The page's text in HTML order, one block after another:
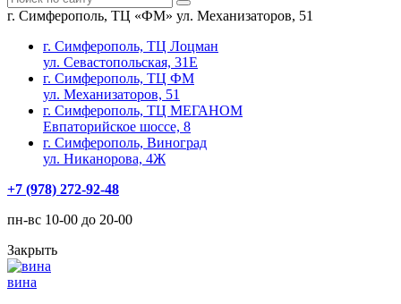
г. Симферополь, ТЦ «ФМ» ул. Механизаторов, 51
г. Симферополь, ТЦ Лоцман
ул. Севастопольская, 31Е
г. Симферополь, ТЦ ФМ
ул. Механизаторов, 51
г. Симферополь, ТЦ МЕГАНОМ
Евпаторийское шоссе, 8
г. Симферополь, Виноград
ул. Никанорова, 4Ж
+7 (978) 272-92-48
пн-вс 10-00 до 20-00
Закрыть
вина